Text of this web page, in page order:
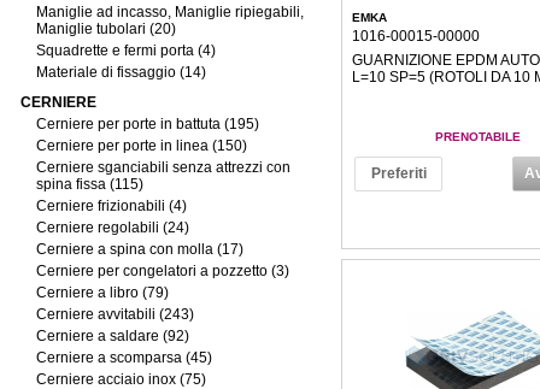
Maniglie ad incasso, Maniglie ripiegabili,
Maniglie tubolari (20)
Squadrette e fermi porta (4)
Materiale di fissaggio (14)
CERNIERE
Cerniere per porte in battuta (195)
Cerniere per porte in linea (150)
Cerniere sganciabili senza attrezzi con
spina fissa (115)
Cerniere frizionabili (4)
Cerniere regolabili (24)
Cerniere a spina con molla (17)
Cerniere per congelatori a pozzetto (3)
Cerniere a libro (79)
Cerniere avvitabili (243)
Cerniere a saldare (92)
Cerniere a scomparsa (45)
Cerniere acciaio inox (75)
EMKA
1016-00015-00000
GUARNIZIONE EPDM
L=10 SP=5 (ROTOLI DA 10
PRENOTABILE
Preferiti